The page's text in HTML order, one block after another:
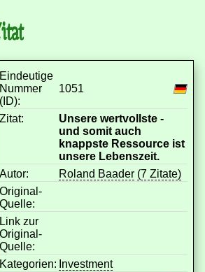
Eindeutige
Nummer
(ID):
1051
Zitat:
Unsere wertvollste -
und somit auch
knappste Ressource ist
unsere Lebenszeit.
Autor:
Roland Baader (7 Zitate)
Original-
Quelle:
Link zur
Original-
Quelle:
Kategorien: Investment